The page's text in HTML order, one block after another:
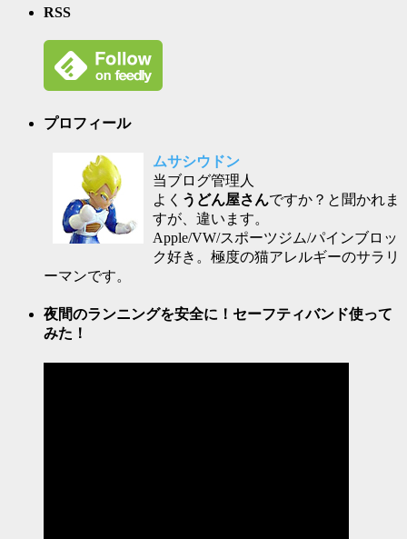
RSS
プロフィール
ムサシウドン
当ブログ管理人
よく うどん屋さんですか？と聞かれま
すが、違います。
Apple/VW/スポーツジム/パインブロッ
ク好き。極度の猫アレルギーのサラリ
ーマンです。
夜間のランニングを安全に！セーフティバンド使って
みた！